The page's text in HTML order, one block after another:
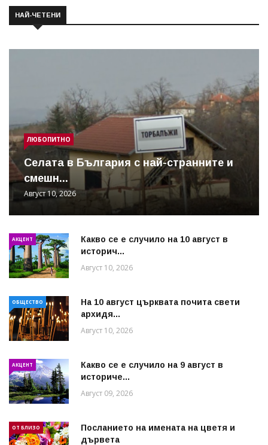
НАЙ-ЧЕТЕНИ
ЛЮБОПИТНО
Cелата в България с най-странните и
смешн...
Август 10, 2026
АКЦЕНТ
Какво се е случило на 10 август в
историч...
Август 10, 2026
ОБЩЕСТВО
На 10 август църквата почита свети
архидя...
Август 10, 2026
АКЦЕНТ
Какво се е случило на 9 август в
историче...
Август 09, 2026
ОТ БЛИЗО
Посланието на имената на цветя и
дървета